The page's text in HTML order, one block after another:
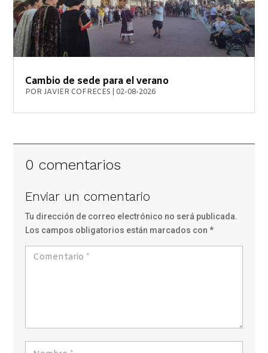
Cambio de sede para el verano
PORJAVIER COFRECES 02-08-2026
0 comentarios
Enviar un comentario
Tu dirección de correo electrónico no será publicada.
Los campos obligatorios están marcados con*